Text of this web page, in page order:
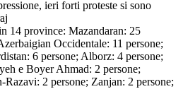
ieri forti proteste si sono
14 province: Mazandaran: 25
Occidentale: 11 persone;
6 persone; Alborz: 4 persone;
e Boyer Ahmad: 2 persone;
Razavi: 2 persone; Zanjan: 2 persone;